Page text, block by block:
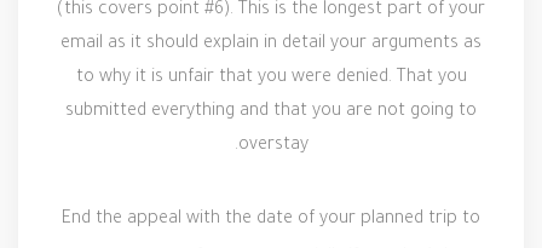
(this covers point #6). This is the longest part of your
email as it should explain in detail your arguments as
to why it is unfair that you were denied. That you
submitted everything and that you are not going to
overstay.
End the appeal with the date of your planned trip to